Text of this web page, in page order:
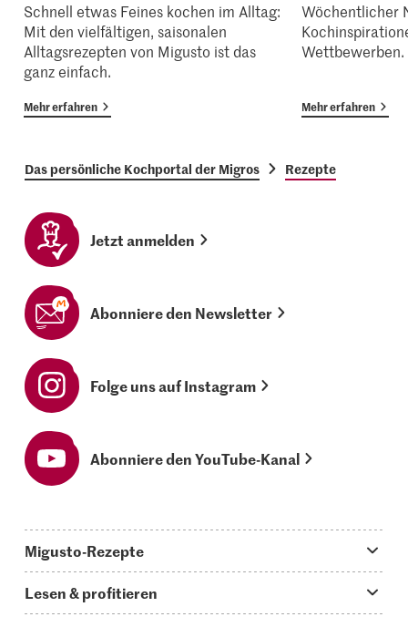
Schnell etwas Feines kochen im Alltag:
Mit den vielfältigen, saisonalen
Alltagsrezepten von Migusto ist das
ganz einfach.
Mehr erfahren
Wöchentlicher
Wettbewerben.
Mehr erfahren
Das persönliche Kochportal der Migros Rezepte
Jetzt anmelden
Abonniere den Newsletter
Folge uns auf Instagram
Abonniere den YouTube-Kanal
Migusto-Rezepte
Lesen & profitieren